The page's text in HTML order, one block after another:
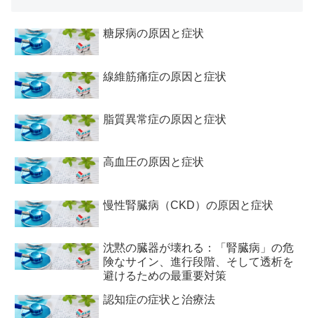
糖尿病の原因と症状
線維筋痛症の原因と症状
脂質異常症の原因と症状
高血圧の原因と症状
慢性腎臓病（CKD）の原因と症状
沈黙の臓器が壊れる：「腎臓病」の危
険なサイン、進行段階、そして透析を
避けるための最重要対策
認知症の症状と治療法